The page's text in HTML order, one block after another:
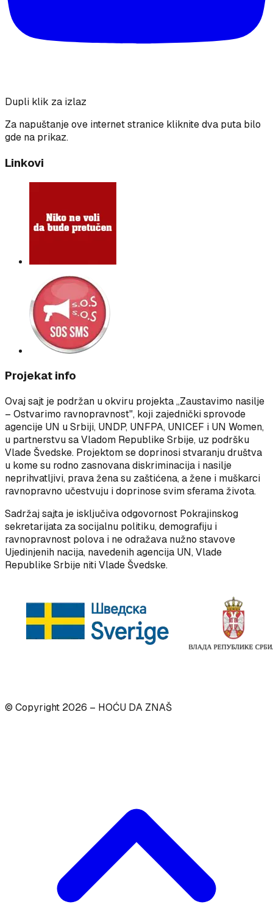
Dupli klik za izlaz
Za napuštanje ove internet stranice kliknite dva puta bilo
gde na prikaz.
Linkovi
Projekat info
Ovaj sajt je podržan u okviru projekta „Zaustavimo nasilje
– Ostvarimo ravnopravnost", koji zajednički sprovode
agencije UN u Srbiji, UNDP, UNFPA, UNICEF i UN Women,
u partnerstvu sa Vladom Republike Srbije, uz podršku
Vlade Švedske. Projektom se doprinosi stvaranju društva
u kome su rodno zasnovana diskriminacija i nasilje
neprihvatljivi, prava žena su zaštićena, a žene i muškarci
ravnopravno učestvuju i doprinose svim sferama života.
Sadržaj sajta je isključiva odgovornost Pokrajinskog
sekretarijata za socijalnu politiku, demografiju i
ravnopravnost polova i ne odražava nužno stavove
Ujedinjenih nacija, navedenih agencija UN, Vlade
Republike Srbije niti Vlade Švedske.
© Copyright 2026 – HOĆU DA ZNAŠ